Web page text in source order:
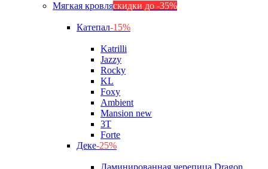
Мягкая кровляскидки до -35%
Катепал-15%
Katrilli
Jazzy
Rocky
KL
Foxy
Ambient
Mansion new
3Т
Forte
Деке-25%
Ламинированная черепица Dragon